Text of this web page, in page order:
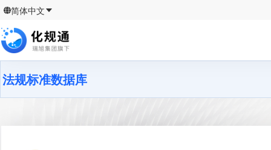
简体中文
法规标准数据库